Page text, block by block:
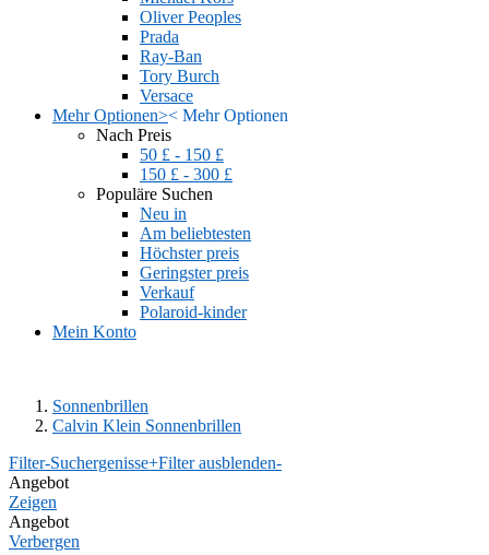
Oliver Peoples
Prada
Ray-Ban
Tory Burch
Versace
Mehr Optionen>< Mehr Optionen
Nach Preis
50 £ - 150 £
150 £ - 300 £
Populäre Suchen
Neu in
Am beliebtesten
Höchster preis
Geringster preis
Verkauf
Polaroid-kinder
Mein Konto
Sonnenbrillen
Calvin Klein Sonnenbrillen
Filter-Suchergenisse+Filter ausblenden-
Angebot
Zeigen
Angebot
Verbergen